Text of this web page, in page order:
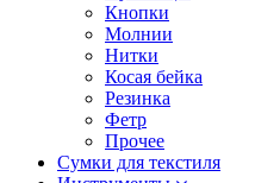
Кнопки
Молнии
Нитки
Косая бейка
Резинка
Фетр
Прочее
Сумки для текстиля